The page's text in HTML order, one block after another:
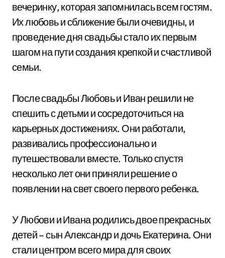
вечеринку, которая запомнилась всем гостям.
Их любовь и сближение были очевидны, и
проведение дня свадьбы стало их первым
шагом на пути создания крепкой и счастливой
семьи.
После свадьбы Любовь и Иван решили не
спешить с детьми и сосредоточиться на
карьерных достижениях. Они работали,
развивались профессионально и
путешествовали вместе. Только спустя
несколько лет они приняли решение о
появлении на свет своего первого ребенка.
У Любови и Ивана родились двое прекрасных
детей – сын Александр и дочь Екатерина. Они
стали центром всего мира для своих